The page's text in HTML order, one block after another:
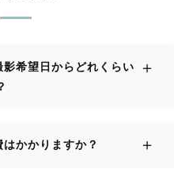
希望日からどれくらい
＋
かかりますか？ ＋